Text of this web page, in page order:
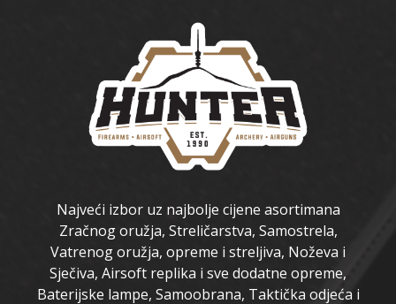
Najveći izbor uz najbolje cijene asortimana
Zračnog oružja, Streličarstva, Samostrela,
Vatrenog oružja, opreme i streljiva, Noževa i
Sječiva, Airsoft replika i sve dodatne opreme,
Baterijske lampe, Samoobrana, Taktička odjeća i